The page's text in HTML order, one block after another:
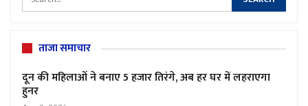
ताजा समाचार
दून की महिलाओं ने बनाए 5 हजार तिरंगे, अब हर घर में लहराएगा
हुनर